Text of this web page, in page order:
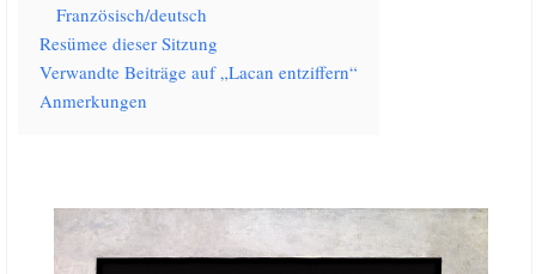
Französisch/​deutsch
Resü­mee die­ser Sitzung
Ver­wand­te Bei­trä­ge auf „Lacan entziffern“
Anmer­kun­gen